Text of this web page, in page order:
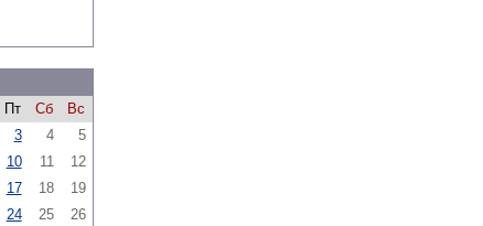
Пт Сб
Вс
3 4
5
10 11
12
17 18
19
24 25
26